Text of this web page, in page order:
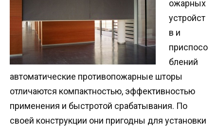
ожарных
устройст
в и
приспосо
блений
автоматические противопожарные шторы
отличаются компактностью, эффективностью
применения и быстротой срабатывания. По
своей конструкции они пригодны для установки